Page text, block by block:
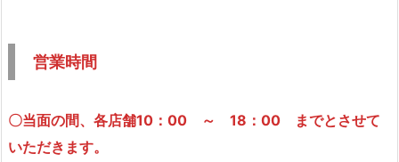
営業時間
〇当面の間、各店舗10：00 ～ 18：00 までとさせて
いただきます。